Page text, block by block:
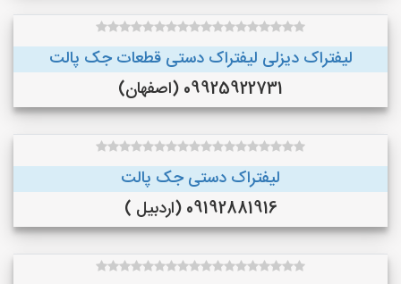
لیفتراک دیزلی لیفتراک دستی قطعات جک پالت
09925922731 (اصفهان)
لیفتراک دستی جک پالت
09192881916 (اردبیل )